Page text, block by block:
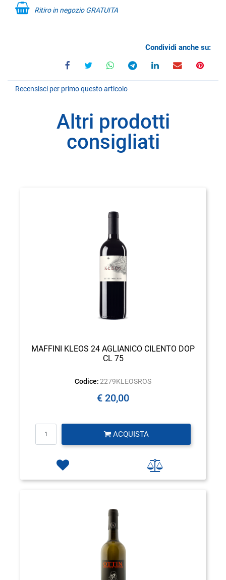
Ritiro in negozio GRATUITA
Condividi anche su:
Recensisci per primo questo articolo
Altri prodotti
consigliati
MAFFINI KLEOS 24 AGLIANICO CILENTO DOP
CL 75
Codice: 2279KLEOSROS
€ 20,00
ACQUISTA